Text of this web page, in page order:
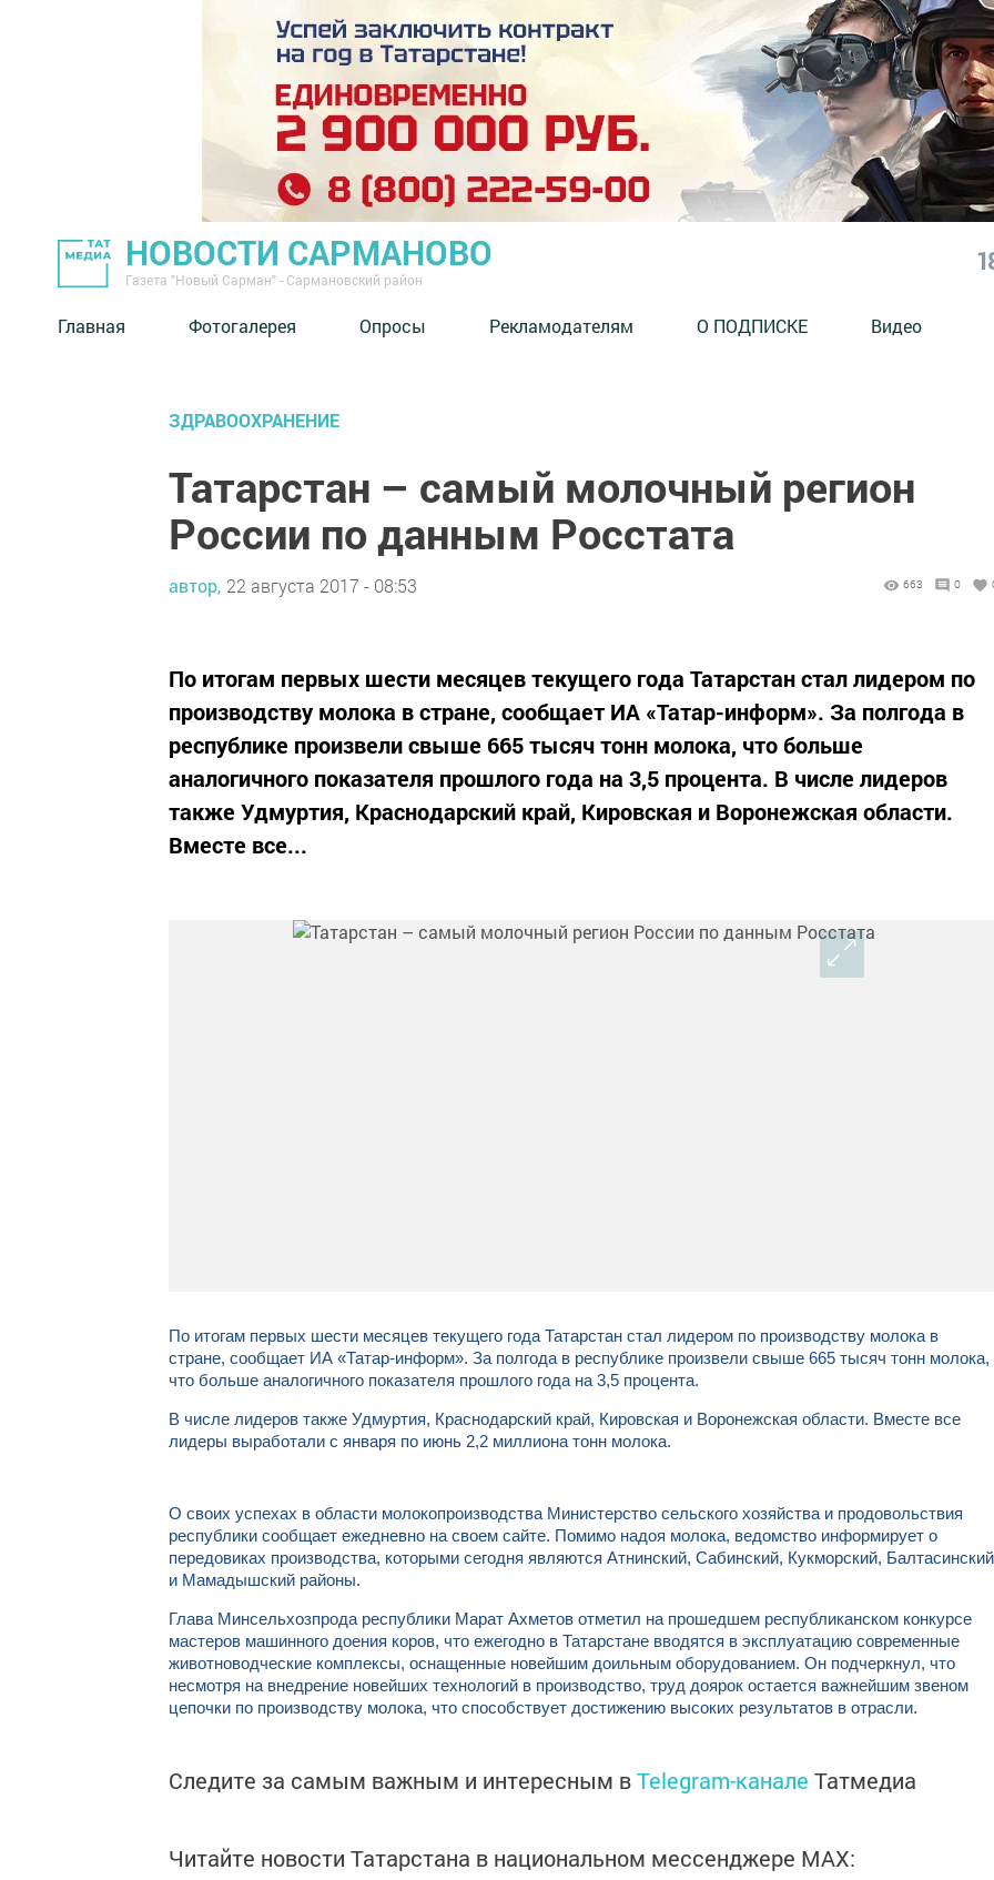
НОВОСТИ САРМАНОВО
Газета "Новый Сарман" - Сармановский район
Главная Фотогалерея Опросы Рекламодателям О ПОДПИСКЕ Видео
ЗДРАВООХРАНЕНИЕ
Татарстан – самый молочный регион
России по данным Росстата
автор, 22 августа 2017 - 08:53 663 0
По итогам первых шести месяцев текущего года Татарстан стал лидером по
производству молока в стране, сообщает ИА «Татар-информ». За полгода в
республике произвели свыше 665 тысяч тонн молока, что больше
аналогичного показателя прошлого года на 3,5 процента. В числе лидеров
также Удмуртия, Краснодарский край, Кировская и Воронежская области.
Вместе все...
По итогам первых шести месяцев текущего года Татарстан стал лидером по производству молока в
стране, сообщает ИА «Татар-информ». За полгода в республике произвели свыше 665 тысяч тонн молока,
что больше аналогичного показателя прошлого года на 3,5 процента.
В числе лидеров также Удмуртия, Краснодарский край, Кировская и Воронежская области. Вместе все
лидеры выработали с января по июнь 2,2 миллиона тонн молока.
О своих успехах в области молокопроизводства Министерство сельского хозяйства и продовольствия
республики сообщает ежедневно на своем сайте. Помимо надоя молока, ведомство информирует о
передовиках производства, которыми сегодня являются Атнинский, Сабинский, Кукморский, Балтасинский
и Мамадышский районы.
Глава Минсельхозпрода республики Марат Ахметов отметил на прошедшем республиканском конкурсе
мастеров машинного доения коров, что ежегодно в Татарстане вводятся в эксплуатацию современные
животноводческие комплексы, оснащенные новейшим доильным оборудованием. Он подчеркнул, что
несмотря на внедрение новейших технологий в производство, труд доярок остается важнейшим звеном
цепочки по производству молока, что способствует достижению высоких результатов в отрасли.
Следите за самым важным и интересным вTelegram-канале Татмедиа
Читайте новости Татарстана в национальном мессенджере MАХ: